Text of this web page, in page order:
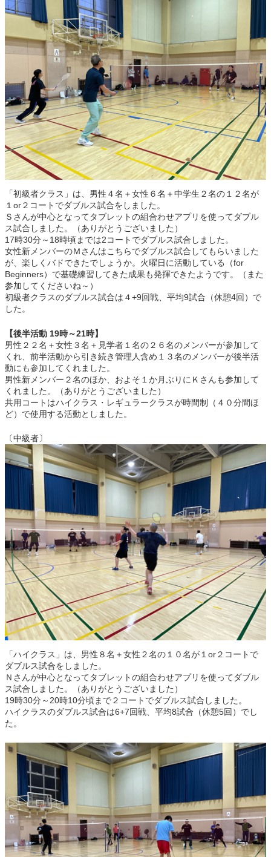
「初級者クラス」は、男性４名＋女性６名＋中学生２名の１２名が
１or２コートでダブルス試合をしました。
Ｓさんが中心となってタブレットの組合わせアプリを使ってダブル
ス試合しました。（ありがとうございました）
17時30分～18時頃までは2コートでダブルス試合しました。
女性新メンバーのＭさんはこちらでダブルス試合してもらいました
が、楽しくバドできたでしょうか。火曜日に活動している（for
Beginners）で基礎練習してきた成果も発揮できたようです。（また
参加してくださいね～）
初級者クラスのダブルス試合は４+9回戦、平均9試合（休憩4回）で
した。
【後半活動 19時～21時】
男性２２名＋女性３名＋見学者１名の２６名のメンバーが参加して
くれ、前半活動から引き続き管理人含め１３名のメンバーが後半活
動にも参加してくれました。
男性新メンバー２名のほか、およそ１か月ぶりにＫさんも参加して
くれました。（ありがとうございました）
共用コートはハイクラス・レギュラークラスが時間制（４０分間ほ
ど）で使用する活動としました。
〔中級者〕
「ハイクラス」は、男性８名＋女性２名の１０名が１or２コートで
ダブルス試合をしました。
Ｎさんが中心となってタブレットの組合わせアプリを使ってダブル
ス試合しました。（ありがとうございました）
19時30分～20時10分頃まで２コートでダブルス試合しました。
ハイクラスのダブルス試合は6+7回戦、平均8試合（休憩5回）でし
た。